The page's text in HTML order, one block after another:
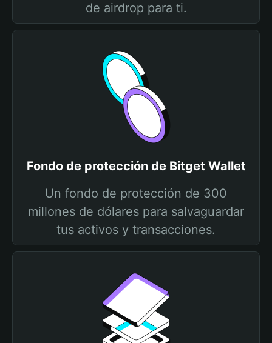
de airdrop para ti.
Fondo de protección de Bitget Wallet
Un fondo de protección de 300
millones de dólares para salvaguardar
tus activos y transacciones.